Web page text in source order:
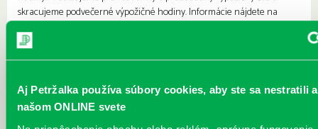
Aj Petržalka používa súbory cookies, aby ste sa nestratili
našom ONLINE svete
skracujeme podvečerné výpožičné hodiny. Informácie nájdete na
výpožičné služby budú počas letných prázdnin zrušené. Využite aj
možnosť objednať si knihy do nášho výdajného boxu, ktorý nájdete
Leto v knižnici - júl / august